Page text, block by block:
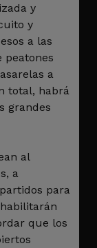
y
y
a las
peatones
a
habrá
grandes
al
a
que los